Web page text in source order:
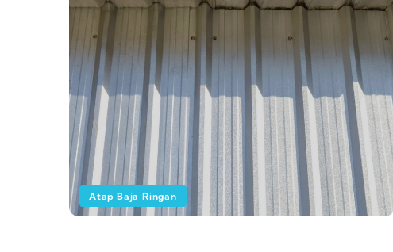
Atap Baja Ringan